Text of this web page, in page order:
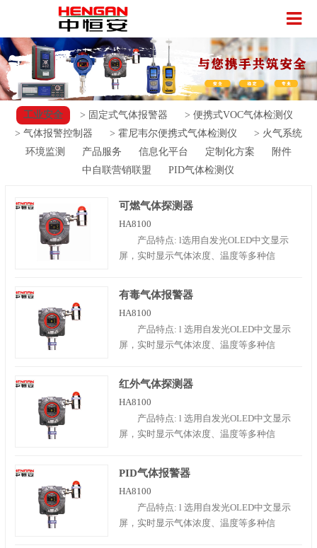
工业安全 > 固定式气体报警器
> 便携式VOC气体检测仪
> 气体报警控制器
> 霍尼韦尔便携式气体检测仪
> 火气系统
环境监测
产品服务 信息化平台 定制化方案
附件
中自联营销联盟
PID气体检测仪
可燃气体探测器
HA8100
产品特点: l选用自发光OLED中文显示
屏，实时显示气体浓度、温度等多种信
在-40℃环境中正常工作； lOLED显示屏视
角范围广，同时能够在浓尘雾环境中正常
查看； l抗中毒型催化燃烧传感器； l多种
通讯方式：4～20mA信号输出、MODBUS
RTU协议、HABUS协..
有毒气体报警器
HA8100
产品特点: l 选用自发光OLED中文显示
屏，实时显示气体浓度、温度等多种信
在-40℃环境中正常工作；l OLED显示屏视
角范围广，同时能够在浓尘雾环境中正常
查看；l 采用Surecell技术电化学传感器；l
多种通讯方式：4～20mA信号输出、
MODBUS..
红外气体探测器
HA8100
产品特点: l 选用自发光OLED中文显示
屏，实时显示气体浓度、温度等多种信
在-40℃环境中正常工作； l OLED显示屏视
角范围广，同时能够在浓尘雾环境中正常
查看； l 长寿命NDIR红外传感器； l 多种
通讯方式：4～20mA信号输出、MODBUS
RTU..
PID气体报警器
HA8100
产品特点: l 选用自发光OLED中文显示
屏，实时显示气体浓度、温度等多种信